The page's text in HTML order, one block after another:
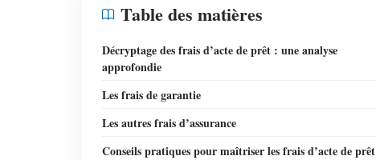
Table des matières
Décryptage des frais d’acte de prêt : une analyse
approfondie
Les frais de garantie
Les autres frais d’assurance
Conseils pratiques pour maîtriser les frais d’acte de prêt